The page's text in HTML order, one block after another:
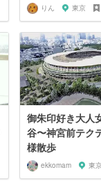
りん 東京
御朱印好き大人
谷〜神宮前テク
様散歩
ekkomam 東